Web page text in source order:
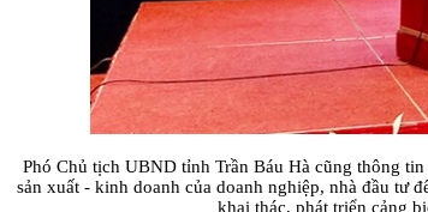
Phó Chủ tịch UBND tỉnh Trần Báu Hà cũng thông
sản xuất - kinh doanh của doanh nghiệp, nhà đầu tư
khai thác, phát triển cảng